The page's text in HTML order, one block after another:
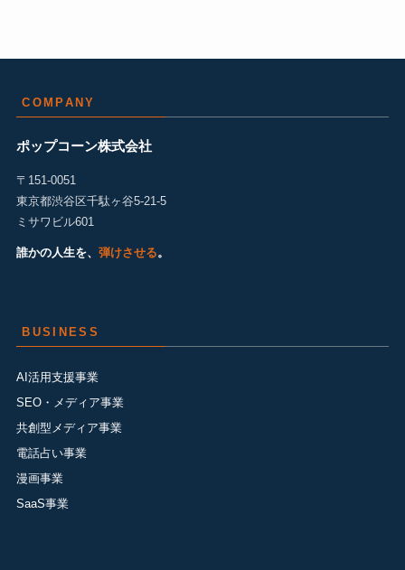
COMPANY
ポップコーン株式会社
〒151-0051
東京都渋谷区千駄ヶ谷5-21-5
ミサワビル601
誰かの人生を、 弾けさせる。
BUSINESS
AI活用支援事業
SEO・メディア事業
共創型メディア事業
電話占い事業
漫画事業
SaaS事業